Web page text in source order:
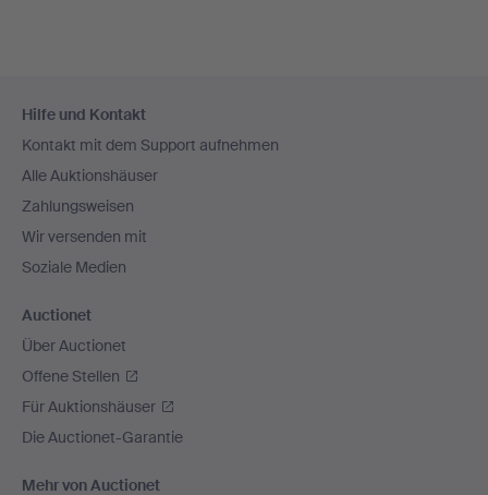
Navigation
Hilfe und Kontakt
Kontakt mit dem Support aufnehmen
Alle Auktionshäuser
Zahlungsweisen
Wir versenden mit
Soziale Medien
Auctionet
Über Auctionet
Offene Stellen
Für Auktionshäuser
Die Auctionet-Garantie
Mehr von Auctionet